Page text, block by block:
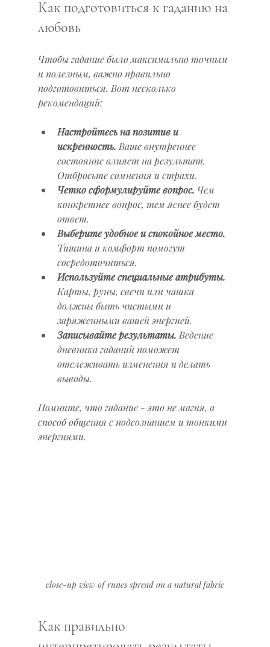
Как подготовиться к гаданию на
любовь
Чтобы гадание было максимально точным
и полезным, важно правильно
подготовиться. Вот несколько
рекомендаций:
Настройтесь на позитив и
искренность. Ваше внутреннее
состояние влияет на результат.
Отбросьте сомнения и страхи.
Четко сформулируйте вопрос. Чем
конкретнее вопрос, тем яснее будет
ответ.
Выберите удобное и спокойное место.
Тишина и комфорт помогут
сосредоточиться.
Используйте специальные атрибуты.
Карты, руны, свечи или чашка
должны быть чистыми и
заряженными вашей энергией.
Записывайте результаты. Ведение
дневника гаданий поможет
отслеживать изменения и делать
выводы.
Помните, что гадание - это не магия, а
способ общения с подсознанием и тонкими
энергиями.
close-up view of runes spread on a natural fabric
Как правильно